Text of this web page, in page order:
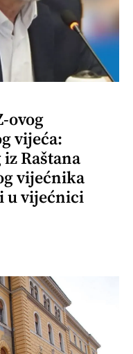
ovog
vijeća:
Raštana
vijećnika
u vijećnici